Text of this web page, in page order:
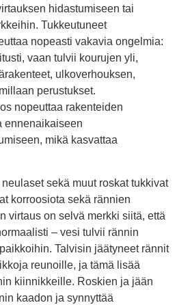
hidastumiseen tai
Tukkeutuneet
nopeasti vakavia ongelmia:
vaan tulvii kourujen yli,
ulkoverhouksen,
perustukset.
nopeuttaa rakenteiden
ennenaikaiseen
mikä kasvattaa
sekä muut roskat tukkivat
korroosiota sekä rännien
virtaus on selvä merkki siitä, että
– vesi tulvii rännin
Talvisin jäätyneet rännit
reunoille, ja tämä lisää
kiinnikkeille. Roskien ja jään
kaadon ja synnyttää